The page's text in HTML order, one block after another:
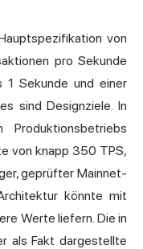
von
pro Sekunde
Sekunde und einer
sind Designziele. In
von knapp 350 TPS,
geprüfter Mainnet-
könnte mit
Werte liefern. Die in
als Fakt dargestellte